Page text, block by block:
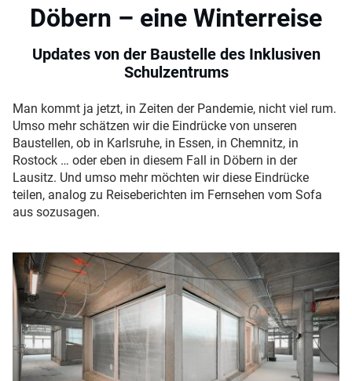
Döbern – eine Winterreise
Updates von der Baustelle des Inklusiven
Schulzentrums
Man kommt ja jetzt, in Zeiten der Pandemie, nicht viel rum.
Umso mehr schätzen wir die Eindrücke von unseren
Baustellen, ob in Karlsruhe, in Essen, in Chemnitz, in
Rostock … oder eben in diesem Fall in Döbern in der
Lausitz. Und umso mehr möchten wir diese Eindrücke
teilen, analog zu Reiseberichten im Fernsehen vom Sofa
aus sozusagen.